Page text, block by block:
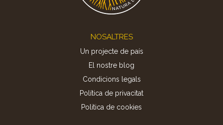
NOSALTRES
Un projecte de país
El nostre blog
Condicions legals
Política de privacitat
Politica de cookies